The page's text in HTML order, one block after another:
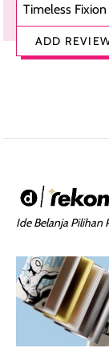
Timeless Fixion
Tint Stick,
Foundation dan
ADD
Ide Belanja Pilihan